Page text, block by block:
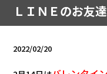
ＬＩＮＥのお友
2022/02/20